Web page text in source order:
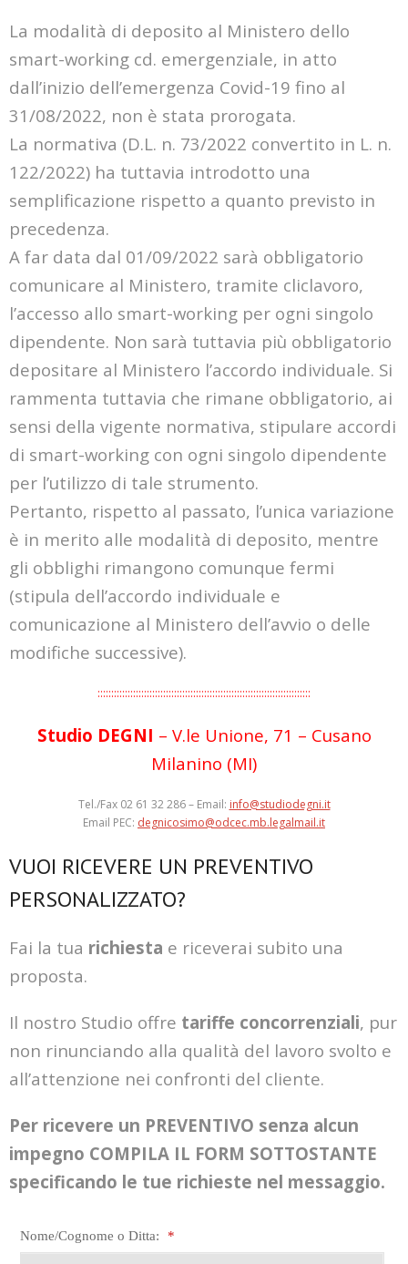
La modalità di deposito al Ministero dello
smart-working cd. emergenziale, in atto
dall’inizio dell’emergenza Covid-19 fino al
31/08/2022, non è stata prorogata.
La normativa (D.L. n. 73/2022 convertito in L. n.
122/2022) ha tuttavia introdotto una
semplificazione rispetto a quanto previsto in
precedenza.
A far data dal 01/09/2022 sarà obbligatorio
comunicare al Ministero, tramite cliclavoro,
l’accesso allo smart-working per ogni singolo
dipendente. Non sarà tuttavia più obbligatorio
depositare al Ministero l’accordo individuale. Si
rammenta tuttavia che rimane obbligatorio, ai
sensi della vigente normativa, stipulare accordi
di smart-working con ogni singolo dipendente
per l’utilizzo di tale strumento.
Pertanto, rispetto al passato, l’unica variazione
è in merito alle modalità di deposito, mentre
gli obblighi rimangono comunque fermi
(stipula dell’accordo individuale e
comunicazione al Ministero dell’avvio o delle
modifiche successive).
::::::::::::::::::::::::::::::::::::::::::::::::::::::::::::::::::::::::::::::
Studio DEGNI – V.le Unione, 71 – Cusano
Milanino (MI)
Tel./Fax 02 61 32 286 – Email: info@studiodegni.it
Email PEC: degnicosimo@odcec.mb.legalmail.it
VUOI RICEVERE UN PREVENTIVO
PERSONALIZZATO?
Fai la tua richiesta e riceverai subito una
proposta.
Il nostro Studio offre tariffe concorrenziali, pur
non rinunciando alla qualità del lavoro svolto e
all’attenzione nei confronti del cliente.
Per ricevere un PREVENTIVO senza alcun
impegno COMPILA IL FORM SOTTOSTANTE
specificando le tue richieste nel messaggio.
Nome/Cognome o Ditta: *